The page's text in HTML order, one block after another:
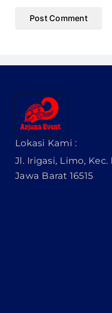
Lokasi Kami :
Jl. Irigasi, Limo,
Jawa Barat 16515